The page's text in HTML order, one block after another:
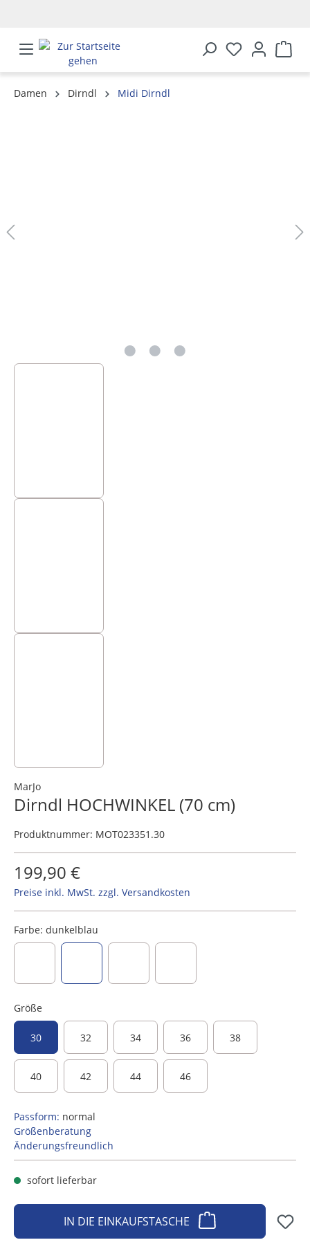
Damen Dirndl
Midi Dirndl
MarJo
Dirndl HOCHWINKEL (70 cm)
Produktnummer: MOT023351.30
199,90 €
Preise inkl. MwSt. zzgl. Versandkosten
Farbe: dunkelblau
Größe
30 32 34 36 38
40 42 44 46
Passform: normal
Größenberatung
Änderungsfreundlich
sofort lieferbar
IN DIE EINKAUFSTASCHE